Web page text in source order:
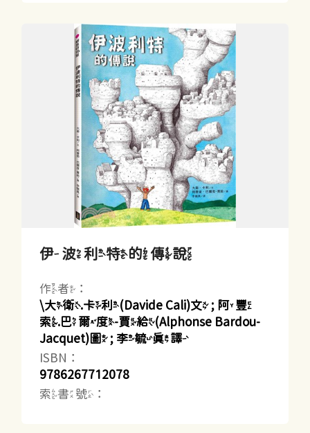
伊波利特的傳說
作者：
\大衛.卡利(Davide Cali)文 ; 阿豐
索.巴爾度-賈給(Alphonse Bardou-
Jacquet)圖 ; 李毓真譯
ISBN：
9786267712078
索書號：